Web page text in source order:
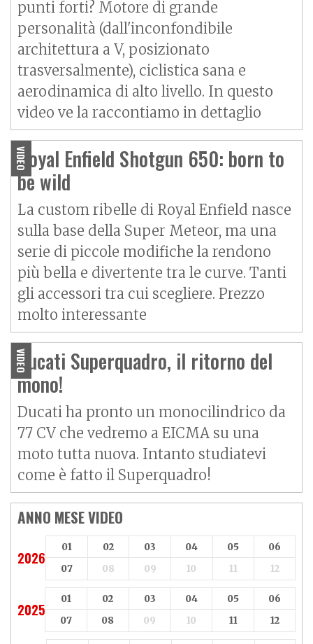
punti forti? Motore di grande
personalità (dall'inconfondibile
architettura a V, posizionato
trasversalmente), ciclistica sana e
aerodinamica di alto livello. In questo
video ve la raccontiamo in dettaglio
VIDEO
Royal Enfield Shotgun 650: born to
be wild
La custom ribelle di Royal Enfield nasce
sulla base della Super Meteor, ma una
serie di piccole modifiche la rendono
più bella e divertente tra le curve. Tanti
gli accessori tra cui scegliere. Prezzo
molto interessante
VIDEO
Ducati Superquadro, il ritorno del
mono!
Ducati ha pronto un monocilindrico da
77 CV che vedremo a EICMA su una
moto tutta nuova. Intanto studiatevi
come è fatto il Superquadro!
ANNO MESE VIDEO
2026
01 02 03 04 05
06
07
08 09 10 11 12
2025
01 02 03 04 05
06
07
08 09 10 11 12